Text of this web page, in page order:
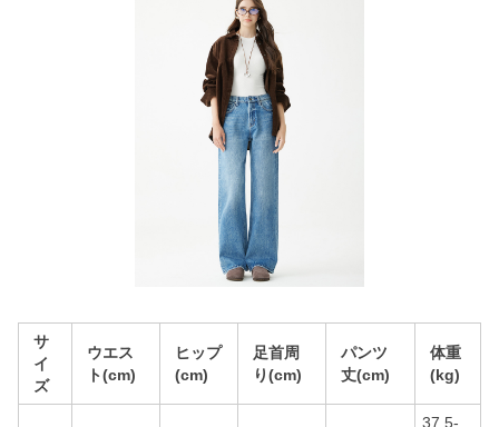
サ
イ
ズ
ウエス
ト(cm)
ヒップ
(cm)
足首周
り(cm)
パンツ
丈(cm)
体重
(kg)
37.5-